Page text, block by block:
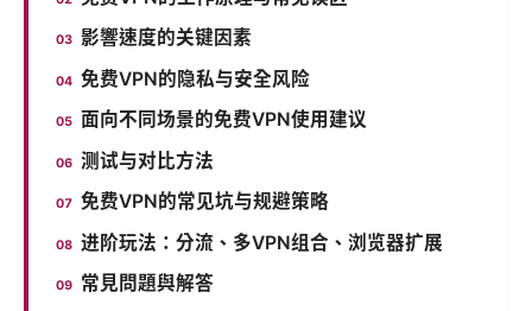
影響速度的关键因素
免费VPN的隐私与安全风险
面向不同场景的免费VPN使用建议
测试与对比方法
免费VPN的常见坑与规避策略
进阶玩法：分流、多VPN组合、浏览器扩展
常見問題與解答